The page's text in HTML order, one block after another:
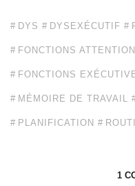
DYS DYSEXÉCUTIF
FONCTIONS
FONCTIONS
MÉMOIRE DE TRAVAIL
PLANIFICATION
1